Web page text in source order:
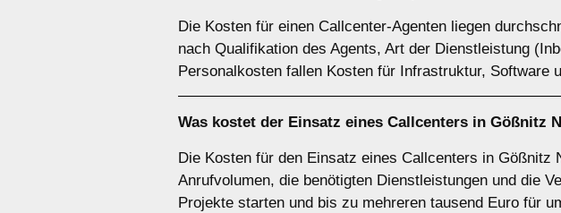
Die Kosten für einen Callcenter-Agenten liegen
nach Qualifikation des Agents, Art der Dienstleistung
Personalkosten fallen Kosten für Infrastruktur, Software
Was kostet der Einsatz eines Callcenters in Gößnitz
Die Kosten für den Einsatz eines Callcenters in Gößnitz
Anrufvolumen, die benötigten Dienstleistungen und die
Projekte starten und bis zu mehreren tausend Euro für